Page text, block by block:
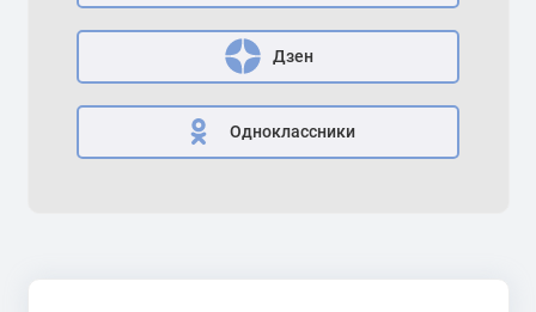
Дзен
Одноклассники